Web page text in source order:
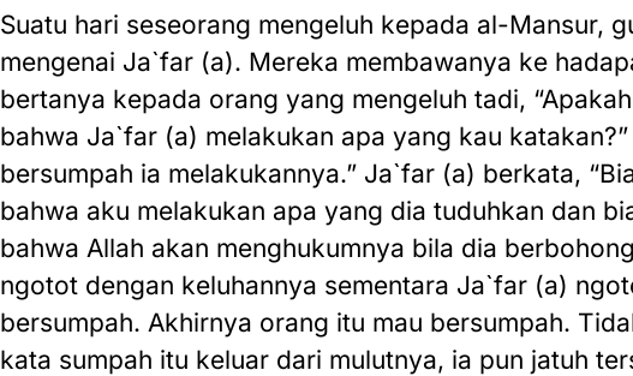
Suatu hari seseorang mengeluh kepada al-Mansur,
mengenai Ja`far (a). Mereka membawanya ke
bertanya kepada orang yang mengeluh tadi,
bahwa Ja`far (a) melakukan apa yang kau katakan?”
bersumpah ia melakukannya.” Ja`far (a) berkata,
bahwa aku melakukan apa yang dia tuduhkan dan
bahwa Allah akan menghukumnya bila dia
ngotot dengan keluhannya sementara Ja`far (a)
bersumpah. Akhirnya orang itu mau bersumpah.
kata sumpah itu keluar dari mulutnya, ia pun jatuh